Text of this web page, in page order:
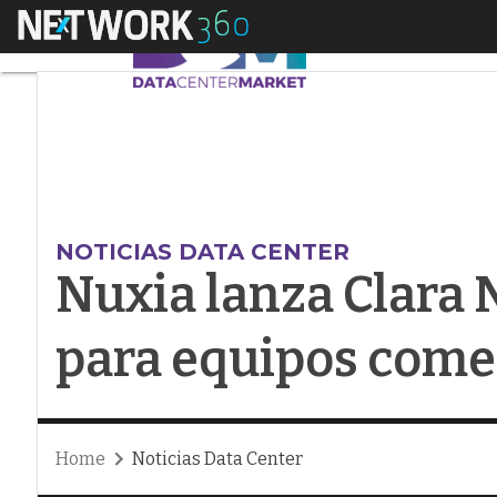
Menú
NOTICIAS DATA CENTER
Nuxia lanza Clara
para equipos
Home Noticias Data Center